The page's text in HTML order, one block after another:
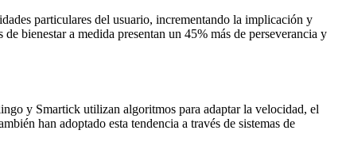
particulares del usuario, incrementando la implicación y
bienestar a medida presentan un 45% más de perseverancia y
y Smartick utilizan algoritmos para adaptar la velocidad, el
han adoptado esta tendencia a través de sistemas de